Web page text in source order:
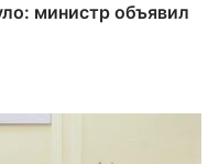
министр объявил